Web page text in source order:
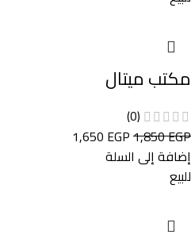
مكتب ميتال
(0)
1,850EGP
1,650 EGP
إضافة إلى السلة
للبيع